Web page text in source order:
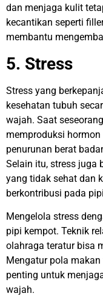
dan menjaga kulit
kecantikan seperti
membantu
5. Stress
Stress yang
kesehatan tubuh
wajah. Saat
memproduksi
penurunan berat
Selain itu, stress juga
yang tidak sehat dan
berkontribusi pada
Mengelola stress
pipi kempot. Teknik
olahraga teratur bisa
Mengatur pola
penting untuk
wajah.